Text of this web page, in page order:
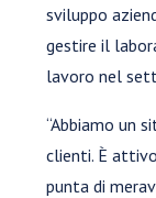
sviluppo
gestire il
lavoro nel
“Abbiamo un
clienti. È
punta di